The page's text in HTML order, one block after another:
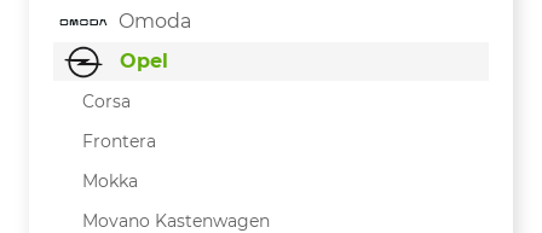
Omoda
Opel
Corsa
Frontera
Mokka
Movano Kastenwagen